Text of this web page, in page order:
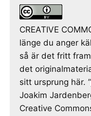
CREATIVE
länge du anger
så är det fritt
det
sitt ursprung här.
Joakim
Creative